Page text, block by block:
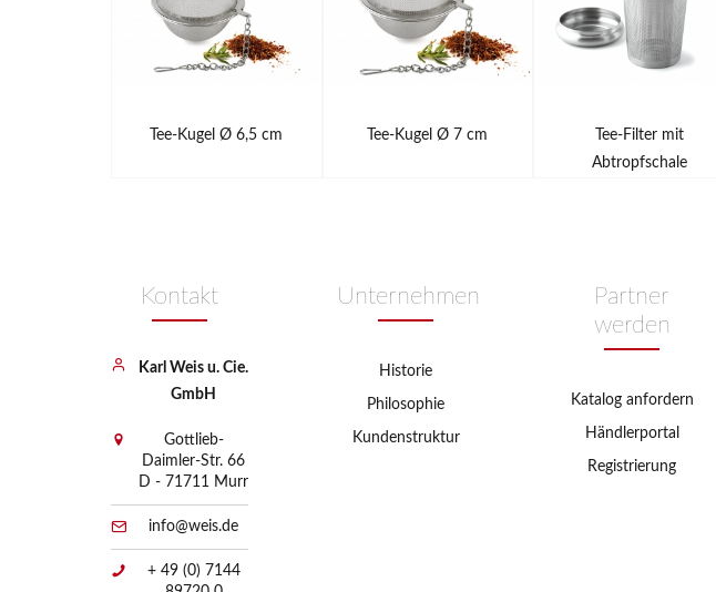
Tee-Kugel Ø 6,5 cm Tee-Kugel Ø 7 cm
Tee-Filter mit
Abtropfschale
Unternehmen
Historie
Philosophie
Kundenstruktur
Partner
werden
Katalog anfordern
Händlerportal
Registrierung
Kontakt
Karl Weis u. Cie.
GmbH
Gottlieb-
Daimler-Str. 66
D - 71711 Murr
info@weis.de
+ 49 (0) 7144